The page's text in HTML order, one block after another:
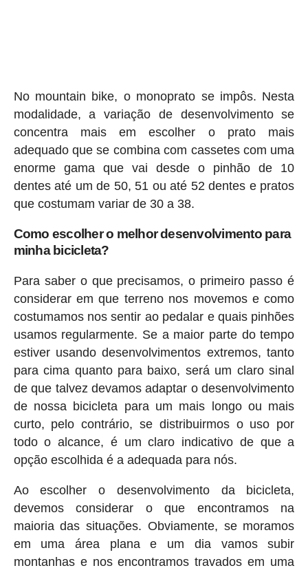
No mountain bike, o monoprato se impôs. Nesta
modalidade, a variação de desenvolvimento se
concentra mais em escolher o prato mais
adequado que se combina com cassetes com uma
enorme gama que vai desde o pinhão de 10
dentes até um de 50, 51 ou até 52 dentes e pratos
que costumam variar de 30 a 38.
Como escolher o melhor desenvolvimento para
minha bicicleta?
Para saber o que precisamos, o primeiro passo é
considerar em que terreno nos movemos e como
costumamos nos sentir ao pedalar e quais pinhões
usamos regularmente. Se a maior parte do tempo
estiver usando desenvolvimentos extremos, tanto
para cima quanto para baixo, será um claro sinal
de que talvez devamos adaptar o desenvolvimento
de nossa bicicleta para um mais longo ou mais
curto, pelo contrário, se distribuirmos o uso por
todo o alcance, é um claro indicativo de que a
opção escolhida é a adequada para nós.
Ao escolher o desenvolvimento da bicicleta,
devemos considerar o que encontramos na
maioria das situações. Obviamente, se moramos
em uma área plana e um dia vamos subir
montanhas e nos encontramos travados em uma